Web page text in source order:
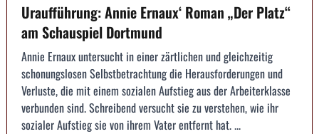
Uraufführung: Annie Ernaux‘ Roman „Der Platz“
am Schauspiel Dortmund
Annie Ernaux untersucht in einer zärtlichen und gleichzeitig
schonungslosen Selbstbetrachtung die Herausforderungen und
Verluste, die mit einem sozialen Aufstieg aus der Arbeiterklasse
verbunden sind. Schreibend versucht sie zu verstehen, wie ihr
sozialer Aufstieg sie von ihrem Vater entfernt hat. ...